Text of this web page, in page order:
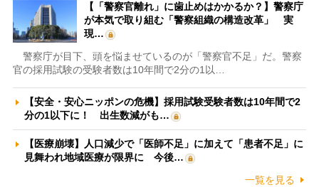
【「警察官離れ」に歯止めはかかるか？】警察庁
が本気で取り組む「警察組織の構造改革」 実
現…
警察庁が目下、頭を悩ませているのが「警察官不足」だ。警察
官の採用試験の受験者数は10年間で2分の1以…
【安全・安心ニッポンの危機】採用試験受験者数は10年間で2
分の1以下に！ 出生数減がも…
【医療崩壊】人口減少で「医師不足」に加えて「患者不足」に
見舞われ地域医療が限界に 今後…
一覧を見る